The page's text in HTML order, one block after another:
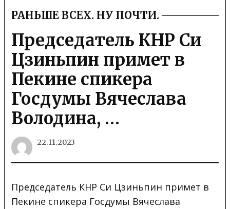
POSTED
IN
РАНЬШЕ ВСЕХ. НУ ПОЧТИ.
Председатель КНР Си
Цзиньпин примет в
Пекине спикера
Госдумы Вячеслава
Володина, …
22.11.2023
Председатель КНР Си Цзиньпин примет в
Пекине спикера Госдумы Вячеслава